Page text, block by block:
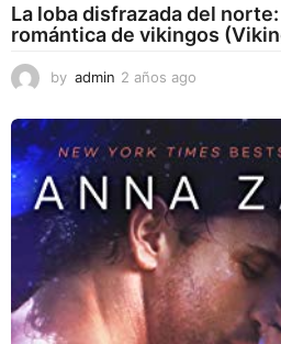
La loba disfrazada del
romántica de vikingos
by admin 2 años ago
ñ
o
s
g
o